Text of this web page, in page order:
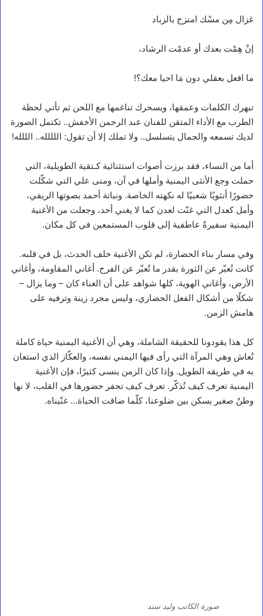
غزال مِن مسْك امتزج بالزباد
إنْ هِمْت بعدك أو عدمْت الرشاد،
ما افعل بعقلي دون مَا احيا معك؟!
تبهرك الكلمات وعمقها، ويسحرك تناغمها مع اللحن ثم تأتي لحظة
الطرب مع الأداء المتقن للفنان عبد الرحمن الأخفش.. تكتمل الصورة
لديك تسمعه والجمال يتسلسل.. ولا تملك إلا أن تقول: اللللله.. الللله!
أما من النساء، فقد برزت أصوات استثنائية كـتقية الطويلية، التي
حملت وجع الأنثى اليمنية وأملها في آن، ومنى علي التي شكّلت
حضورًا أنثويًا شعبيًا له نكهته الخاصة. ونباتة أحمد بصوتها الريفي،
وأمل كعدل التي غنّت لعدن كما لا يغني أحد، وجعلت من الأغنية
اليمنية سفيرةً عاطفية إلى قلوب المستمعين في كل مكان.
وفي مسار بناء الحضارة، لم تكن الأغنية خلف الحدث، بل في قلبه.
كانت تُعبّر عن الثورة بقدر ما تُعبّر عن الفرح. أغاني المقاومة، وأغاني
الأرض، وأغاني الهوية، كلها شواهد على أن الغناء كان – وما يزال –
شكلًا من أشكال الفعل الحضاري، وليس مجرد زينة وترفيه على
هامش الزمن.
كل هذا يقودونا للحقيقة الشاملة، وهي أن الأغنية اليمنية حياة كاملة
تُعاش وهي المرآة التي رأى فيها اليمني نفسه، والعكّاز الذي استعان
به في طريقه الطويل. وإذا كان الزمن ينسى كثيرًا، فإن الأغنية
اليمنية تعرف كيف تُذكّر. تعرف كيف تحفر حضورها في القلب، لا نها
وطنٌ صغير يسكن بين ضلوعنا، كلّما ضاقت الحياة… غنّيناه.
صورة الكاتب وليد سند